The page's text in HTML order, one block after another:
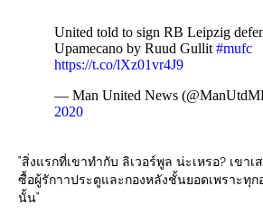
United told to sign RB Leipzig
Upamecano by Ruud Gullit #mufc
https://t.co/lXz01vr4J9
— Man United News
2020
"สิ่งแรกที่เขาทำกับ ลิเวอร์พูล น่ะเหรอ? เขาเ
ซื้อผู้รักาาประตูและกองหลังชั้นยอดเพราะทุก
นั้น"